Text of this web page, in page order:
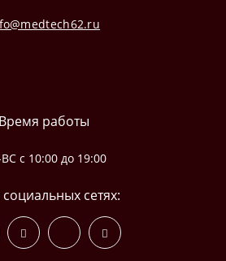
Время работы
с 10:00 до 19:00
сетях: